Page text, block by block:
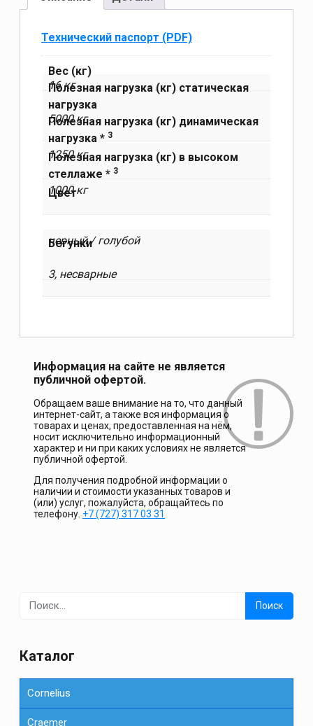
Технический паспорт (PDF)
Вес (кг)
16 кг
Полезная нагрузка (кг) статическая
нагрузка
5000 кг
Полезная нагрузка (кг) динамическая
нагрузка *3
1250 кг
Полезная нагрузка (кг) в высоком
стеллаже * 3
1000 кг
Цвет
черный / голубой
Бегунки
3, несварные
Информация на сайте не является
публичной офертой.
Обращаем ваше внимание на то, что данный
интернет-сайт, а также вся информация о
товарах и ценах, предоставленная на нём,
носит исключительно информационный
характер и ни при каких условиях не является
публичной офертой.
Для получения подробной информации о
наличии и стоимости указанных товаров и
(или) услуг, пожалуйста, обращайтесь по
телефону. +7 (727) 317 03 31
Найти:
Каталог
Cornelius
Сraemer